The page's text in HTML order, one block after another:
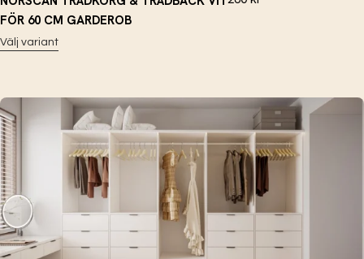
FÖR 60 CM GARDEROB
Välj variant